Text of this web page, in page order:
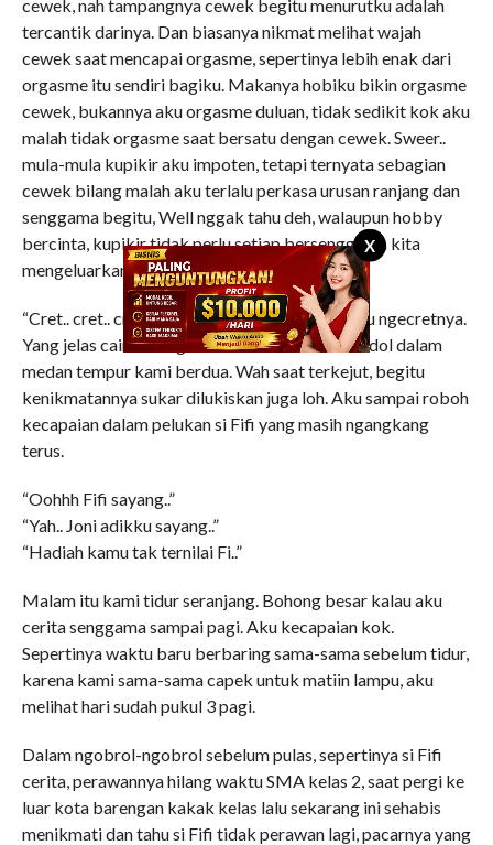
X
cewek, nah tampangnya cewek begitu menurutku adalah
tercantik darinya. Dan biasanya nikmat melihat wajah
cewek saat mencapai orgasme, sepertinya lebih enak dari
orgasme itu sendiri bagiku. Makanya hobiku bikin orgasme
cewek, bukannya aku orgasme duluan, tidak sedikit kok aku
malah tidak orgasme saat bersatu dengan cewek. Sweer..
mula-mula kupikir aku impoten, tetapi ternyata sebagian
cewek bilang malah aku terlalu perkasa urusan ranjang dan
senggama begitu, Well nggak tahu deh, walaupun hobby
bercinta, kupikir tidak perlu setiap bersenggama kita
mengeluarkan sperma dong?
“Cret.. cret.. cret..” entah berapa kali saat ini aku ngecretnya.
Yang jelas cairan hangatku menembak bola dodol dalam
medan tempur kami berdua. Wah saat terkejut, begitu
kenikmatannya sukar dilukiskan juga loh. Aku sampai roboh
kecapaian dalam pelukan si Fifi yang masih ngangkang
terus.
“Oohhh Fifi sayang..”
“Yah.. Joni adikku sayang..”
“Hadiah kamu tak ternilai Fi..”
Malam itu kami tidur seranjang. Bohong besar kalau aku
cerita senggama sampai pagi. Aku kecapaian kok.
Sepertinya waktu baru berbaring sama-sama sebelum tidur,
karena kami sama-sama capek untuk matiin lampu, aku
melihat hari sudah pukul 3 pagi.
Dalam ngobrol-ngobrol sebelum pulas, sepertinya si Fifi
cerita, perawannya hilang waktu SMA kelas 2, saat pergi ke
luar kota barengan kakak kelas lalu sekarang ini sehabis
menikmati dan tahu si Fifi tidak perawan lagi, pacarnya yang